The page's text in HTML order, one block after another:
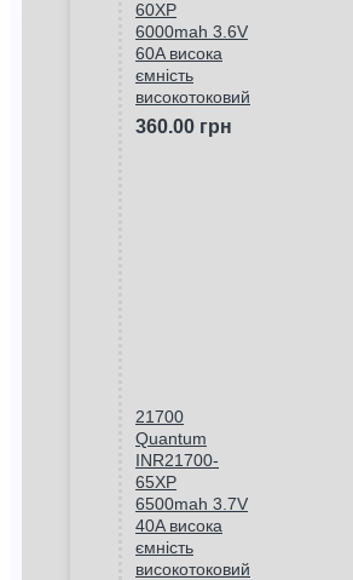
60XP
6000mah 3.6V
60A висока
ємність
високотоковий
360.00 грн
21700
Quantum
INR21700-
65XP
6500mah 3.7V
40A висока
ємність
високотоковий